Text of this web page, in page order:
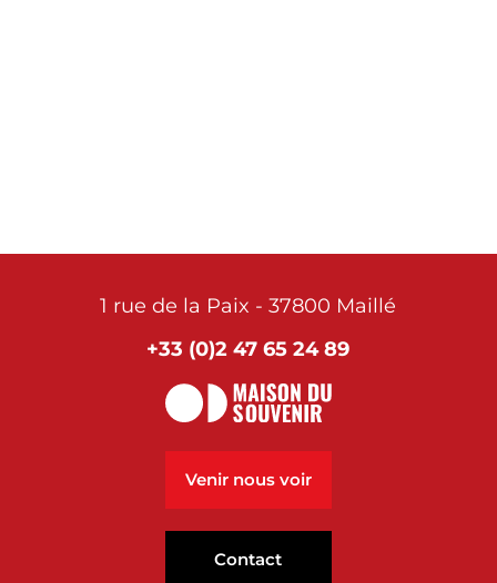
1 rue de la Paix - 37800 Maillé
+33 (0)2 47 65 24 89
Venir nous voir
Contact